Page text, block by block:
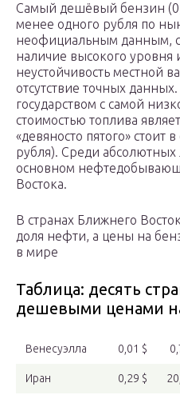
Самый дешёвый бензин
менее одного рубля по
неофициальным данным,
наличие высокого уровня
неустойчивость местной
отсутствие точных
государством с самой
стоимостью топлива
«девяносто пятого» стоит
рубля). Среди
основном
Востока.
В странах Ближнего
доля нефти, а цены на
в мире
Таблица: десять
дешевыми ценами
Венесуэлла 0,01 $
Иран 0,29 $